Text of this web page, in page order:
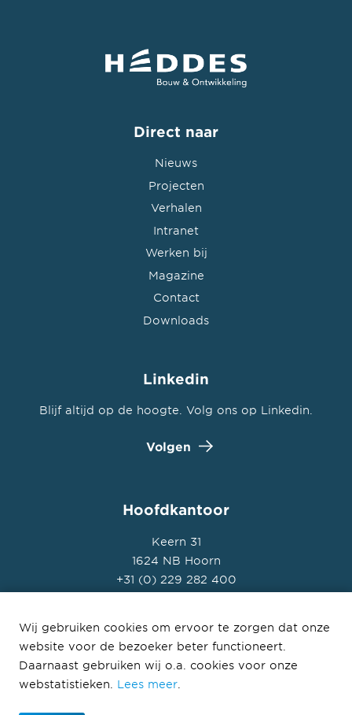
Direct naar
Nieuws
Projecten
Verhalen
Intranet
Werken bij
Magazine
Contact
Downloads
Linkedin
Blijf altijd op de hoogte. Volg ons op Linkedin.
Volgen
Hoofdkantoor
Keern 31
1624 NB Hoorn
+31 (0) 229 282 400
© Heddes 2026
Wij gebruiken cookies om ervoor te zorgen dat onze
website voor de bezoeker beter functioneert.
Daarnaast gebruiken wij o.a. cookies voor onze
webstatistieken.
Lees meer